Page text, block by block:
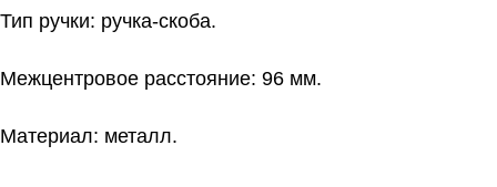
Тип ручки: ручка-скоба.
Межцентровое расстояние: 96 мм.
Материал: металл.